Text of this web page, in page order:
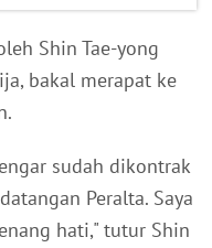
Shin Tae-yong
bakal merapat ke
sudah dikontrak
Peralta. Saya
hati," tutur Shin